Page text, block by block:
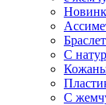
С
С